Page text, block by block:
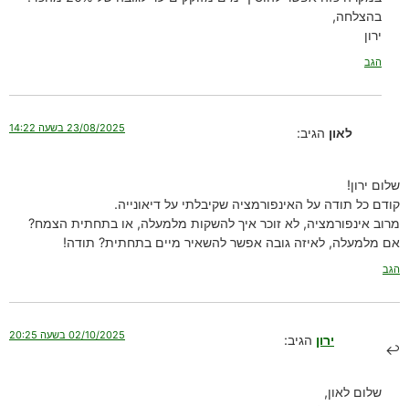
בהצלחה,
ירון
הגב
לאון הגיב: 23/08/2025 בשעה 14:22
שלום ירון!
קודם כל תודה על האינפורמציה שקיבלתי על דיאונייה.
מרוב אינפורמציה, לא זוכר איך להשקות מלמעלה, או בתחתית הצמח?
אם מלמעלה, לאיזה גובה אפשר להשאיר מיים בתחתית? תודה!
הגב
ירון הגיב: 02/10/2025 בשעה 20:25
שלום לאון,